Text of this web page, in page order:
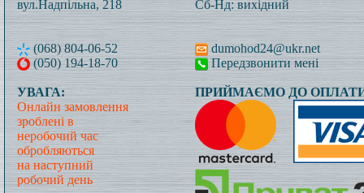
вул.Надпільна, 218
(068) 804-06-52
(050) 194-18-70
Сб-Нд: вихідний
dumohod24@ukr.net
Передзвонити мені
УВАГА:
Онлайн замовлення
зроблені в
неробочий час
обробляються
на наступний
робочий день
ПРИЙМАЄМО ДО